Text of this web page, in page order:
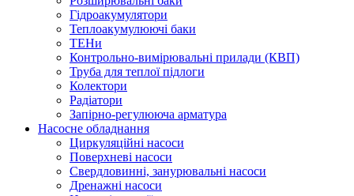
Гідроакумулятори
Теплоакумулюючі баки
ТЕНи
Контрольно-вимірювальні прилади (КВП)
Труба для теплої підлоги
Колектори
Радіатори
Запірно-регулююча арматура
Насосне обладнання
Циркуляційні насоси
Поверхневі насоси
Свердловинні, занурювальні насоси
Дренажні насоси